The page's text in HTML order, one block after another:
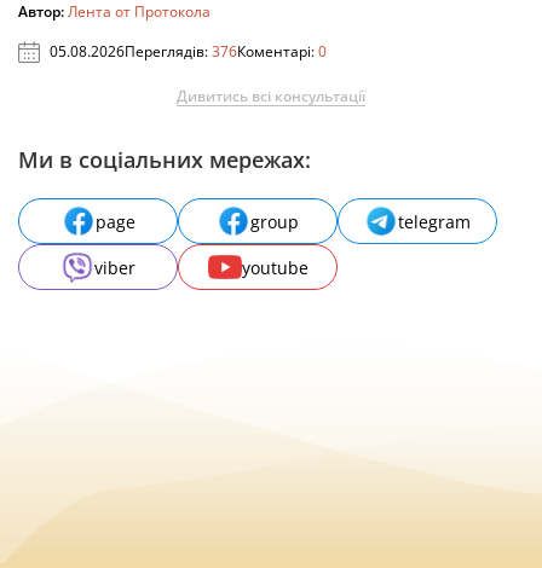
Автор:Лента от Протокола
05.08.2026Переглядів:376Коментарі:0
Дивитись всі консультації
Ми в соціальних мережах:
page group
telegram
viber
youtube